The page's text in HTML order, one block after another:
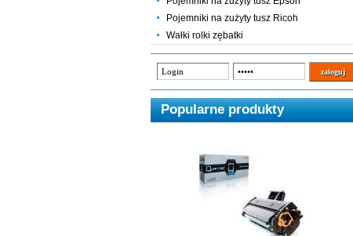
Pojemniki na zużyty tusz Ricoh
Wałki rolki zębatki
Popularne produkty